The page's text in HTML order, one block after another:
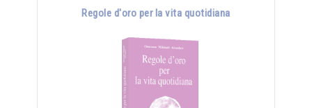
Regole d'oro per la vita quotidiana